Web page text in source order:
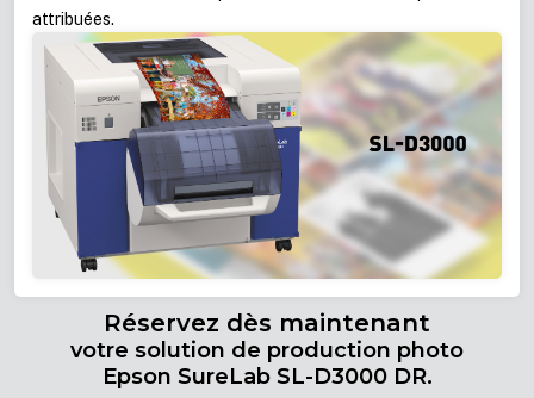
attribuées.
Réservez dès maintenant
votre solution de production photo
Epson SureLab SL-D3000 DR.